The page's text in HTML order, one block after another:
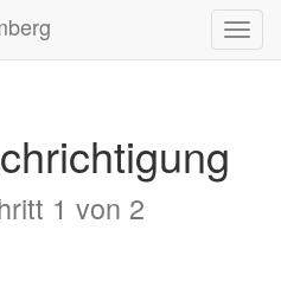
1 von 2